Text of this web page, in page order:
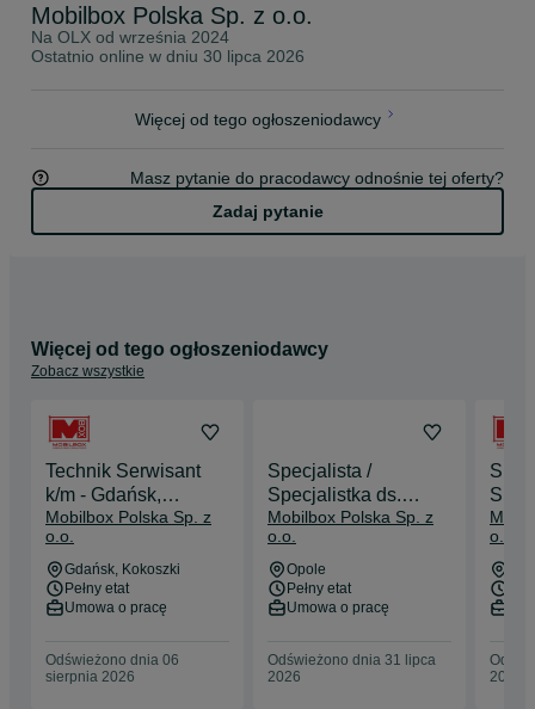
Mobilbox Polska Sp. z o.o.
Na OLX od września 2024
Ostatnio online w dniu 30 lipca 2026
Więcej od tego ogłoszeniodawcy
Masz pytanie do pracodawcy odnośnie tej oferty?
Zadaj pytanie
Więcej od tego ogłoszeniodawcy
Zobacz wszystkie
Technik Serwisant
k/m - Gdańsk,
Kokoszki
Mobilbox Polska Sp. z
o.o.
Gdańsk, Kokoszki
Pełny etat
Umowa o pracę
Odświeżono dnia 06
sierpnia 2026
Specjalista /
Specjalistka ds.
Handlowych - Opole
Mobilbox Polska Sp. z
o.o.
Opole
Pełny etat
Umowa o pracę
Odświeżono dnia 31 lipca
2026
o.o.
2026